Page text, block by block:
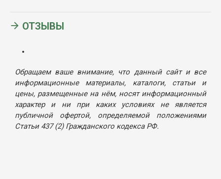
ОТЗЫВЫ
Обращаем ваше внимание, что данный сайт и все
информационные материалы, каталоги, статьи и
цены, размещенные на нём, носят информационный
характер и ни при каких условиях не является
публичной офертой, определяемой положениями
Статьи 437 (2) Гражданского кодекса РФ.